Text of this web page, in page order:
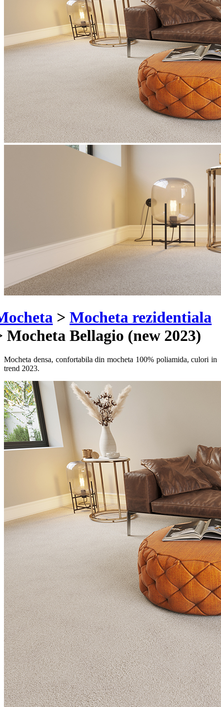
> Mocheta rezidentiala
Mocheta Bellagio (new 2023)
Mocheta densa, confortabila din mocheta 100% poliamida, culori in
trend 2023.